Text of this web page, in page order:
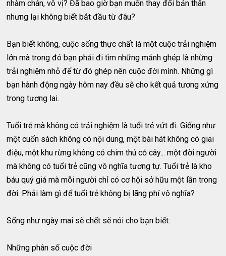
nhàm chán, vô vị? Đã bao giờ bạn muốn thay đổi bản thân
nhưng lại không biết bắt đầu từ đâu?
Bạn biết không, cuộc sống thực chất là một cuộc trải nghiệm
lớn mà trong đó bạn phải đi tìm những mảnh ghép là những
trải nghiệm nhỏ để từ đó ghép nên cuộc đời mình. Những gì
bạn hành động ngày hôm nay đều sẽ cho kết quả tương xứng
trong tương lai.
Tuổi trẻ mà không có trải nghiệm là tuổi trẻ vứt đi. Giống như
một cuốn sách không có nội dung, một bài hát không có giai
điệu, một khu rừng không có chim thú cỏ cây... một đời người
mà không có tuổi trẻ cũng vô nghĩa tương tự. Tuổi trẻ là kho
báu quý giá mà mỗi người chỉ có cơ hội sở hữu một lần trong
đời. Phải làm gì để tuổi trẻ không bị lãng phí vô nghĩa?
Sống như ngày mai sẽ chết sẽ nói cho bạn biết:
Những phân số cuộc đời